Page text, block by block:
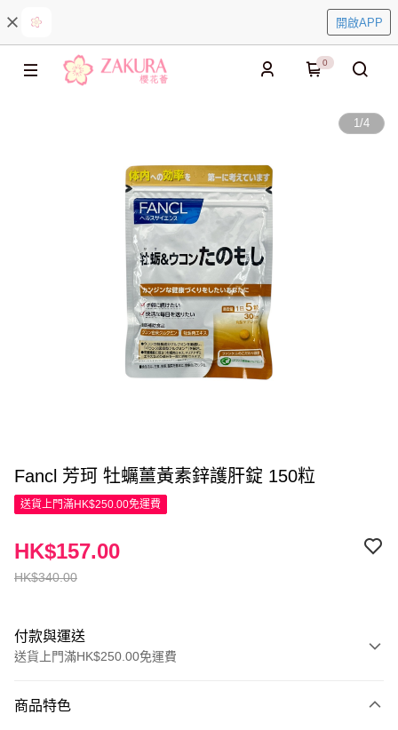
開啟APP
0
1/4
Fancl 芳珂 牡蠣薑黃素鋅護肝錠 150粒
送貨上門滿HK$250.00免運費
HK$340.00
HK$157.00
付款與運送
送貨上門滿HK$250.00免運費
信用卡
商品特色